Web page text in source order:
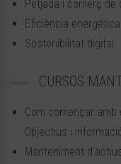
Petjada i comerç de
Eficiència energética
Sostenibilitat digital
CURSOS
Com començar
Objectius i
Manteniment